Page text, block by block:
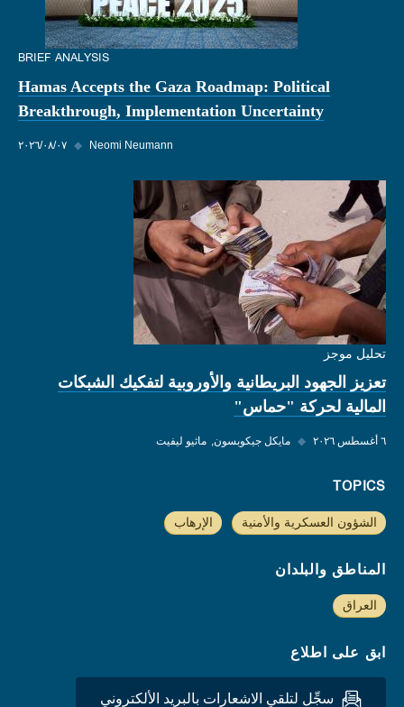
BRIEF ANALYSIS
Hamas Accepts the Gaza Roadmap: Political
Breakthrough, Implementation Uncertainty
٠٧‏/٠٨‏/٢٠٢٦ ◆ Neomi Neumann
تحليل موجز
تعزيز الجهود البريطانية والأوروبية لتفكيك الشبكات
المالية لحركة "حماس"
٦ أغسطس ٢٠٢٦ ◆ مايكل جيكوبسون ماثيو ليفيت
TOPICS
الشؤون العسكرية والأمنية الإرهاب
المناطق والبلدان
العراق
ابق على اطلاع
سجِّل لتلقي الاشعارات بالبريد الألكتروني